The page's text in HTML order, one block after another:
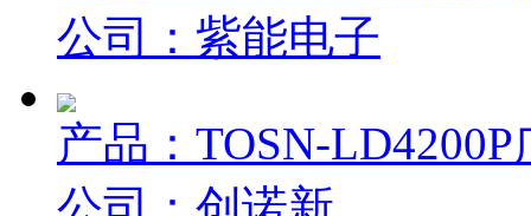
公司：紫能电子
产品：TOSN-